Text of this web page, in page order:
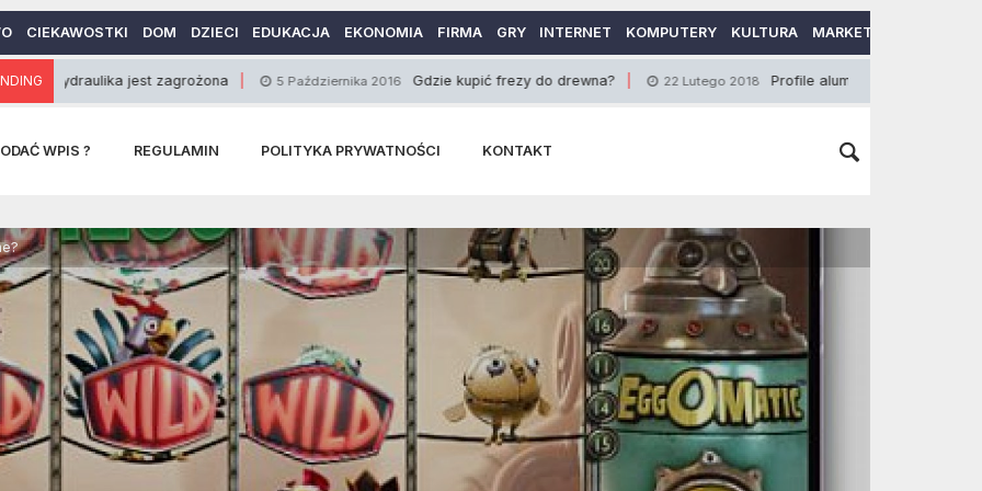
CIEKAWOSTKI DOM DZIECI EDUKACJA EKONOMIA FIRMA GRY INTERNET KOMPUTERY KULTURA MARKETING
jest zagrożona 5 Października 2016 Gdzie kupić frezy do drewna? 22 Lutego 2018 Profile aluminiowe
WPIS ? REGULAMIN POLITYKA PRYWATNOŚCI KONTAKT